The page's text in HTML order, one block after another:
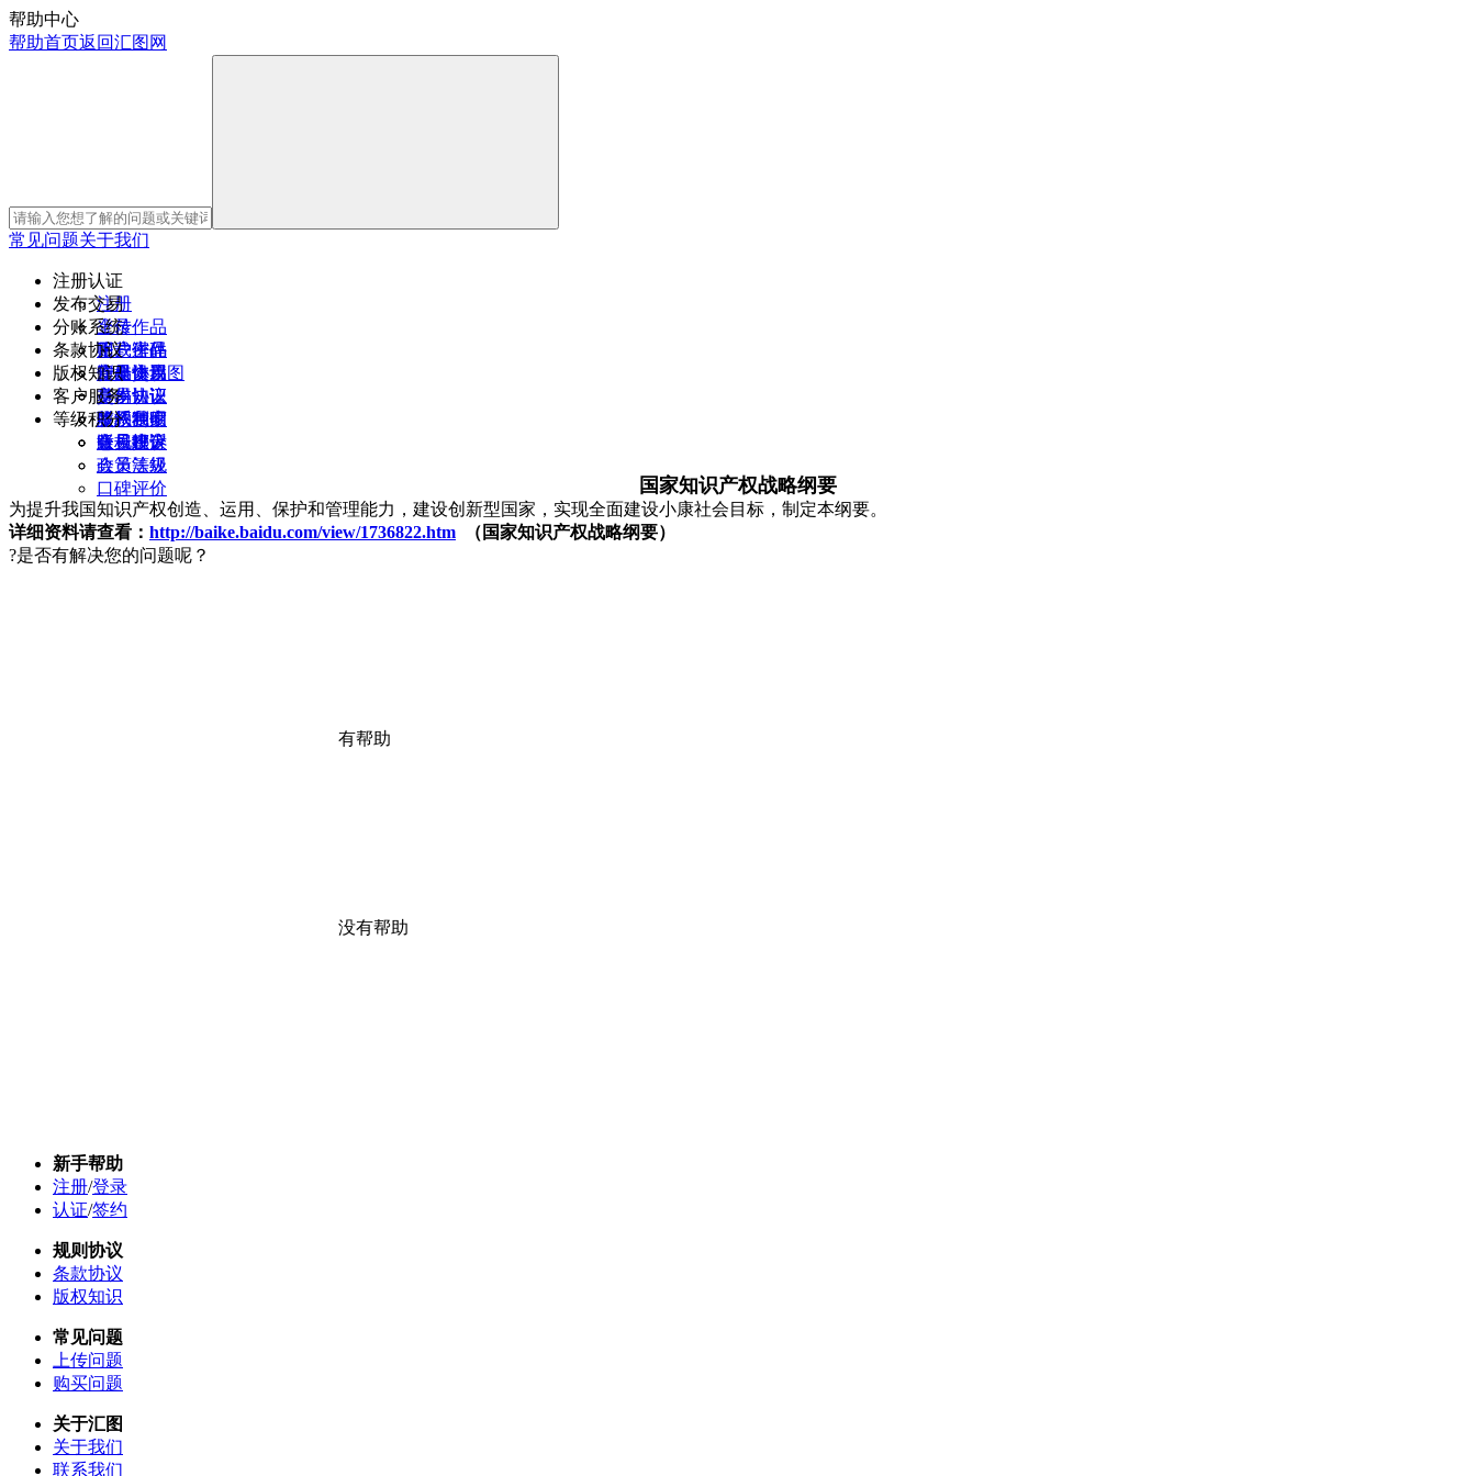
帮助中心
帮助首页返回汇图网
常见问题关于我们
注册认证
注册
登录
账户密码
安全设置
身份认证
签约独家
账号绑定
发布交易
上传作品
下载作品
新媒体用图
分账系统
用户进件
作品交易
条款协议
注册协议
交易协议
奖惩制度
版权知识
基本知识
版权声明
版权投诉
政策法规
客户服务
联系我们
意见建议
等级积分
会员积分
会员等级
口碑评价
国家知识产权战略纲要
为提升我国知识产权创造、运用、保护和管理能力，建设创新型国家，实现全面建设小康社会目标，制定本纲要。
详细资料请查看： http://baike.baidu.com/view/1736822.htm （国家知识产权战略纲要）
?是否有解决您的问题呢？
有帮助
没有帮助
新手帮助
注册/登录
认证/签约
规则协议
条款协议
版权知识
常见问题
上传问题
购买问题
关于汇图
关于我们
联系我们